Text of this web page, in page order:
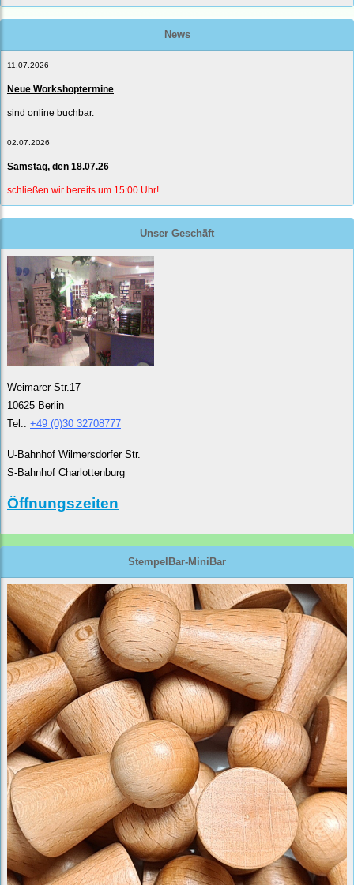
News
11.07.2026
Neue Workshoptermine
sind online buchbar.
02.07.2026
Samstag, den 18.07.26
schließen wir bereits um 15:00 Uhr!
Unser Geschäft
Weimarer Str.17
10625 Berlin
Tel.: +49 (0)30 32708777
U-Bahnhof Wilmersdorfer Str.
S-Bahnhof Charlottenburg
Öffnungszeiten
StempelBar-MiniBar